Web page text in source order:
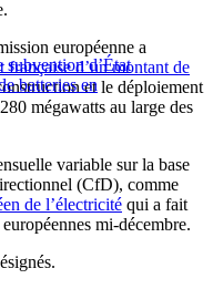
subvention d’État
batteries en
européenne a
française d’un montant de
et le déploiement
mégawatts au large des
variable sur la base
(CfD), comme
de l’électricité qui a fait
mi-décembre.